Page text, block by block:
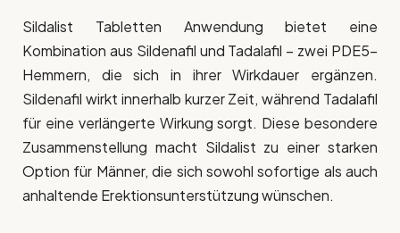
Sildalist Tabletten Anwendung bietet eine
Kombination aus Sildenafil und Tadalafil – zwei PDE5-
Hemmern, die sich in ihrer Wirkdauer ergänzen.
Sildenafil wirkt innerhalb kurzer Zeit, während Tadalafil
für eine verlängerte Wirkung sorgt. Diese besondere
Zusammenstellung macht Sildalist zu einer starken
Option für Männer, die sich sowohl sofortige als auch
anhaltende Erektionsunterstützung wünschen.